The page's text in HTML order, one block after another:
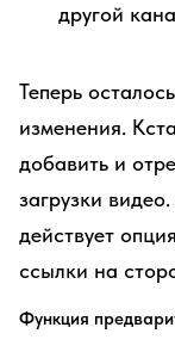
другой
Теперь
изменения.
добавить и
загрузки
действует
ссылки на
Функция